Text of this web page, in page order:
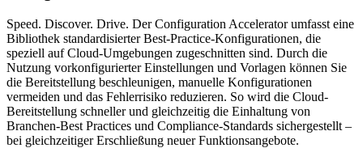
Speed. Discover. Drive. Der Configuration Accelerator umfasst eine
Bibliothek standardisierter Best-Practice-Konfigurationen, die
speziell auf Cloud-Umgebungen zugeschnitten sind. Durch die
Nutzung vorkonfigurierter Einstellungen und Vorlagen können Sie
die Bereitstellung beschleunigen, manuelle Konfigurationen
vermeiden und das Fehlerrisiko reduzieren. So wird die Cloud-
Bereitstellung schneller und gleichzeitig die Einhaltung von
Branchen-Best Practices und Compliance-Standards sichergestellt –
bei gleichzeitiger Erschließung neuer Funktionsangebote.